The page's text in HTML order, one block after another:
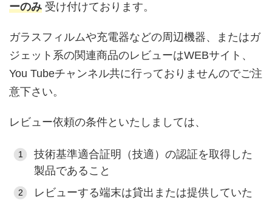
ーのみ 受け付けております。
ガラスフィルムや充電器などの周辺機器、またはガ
ジェット系の関連商品のレビューはWEBサイト、
You Tubeチャンネル共に行っておりませんのでご注
意下さい。
レビュー依頼の条件といたしましては、
技術基準適合証明（技適）の認証を取得した
製品であること
レビューする端末は貸出または提供していた